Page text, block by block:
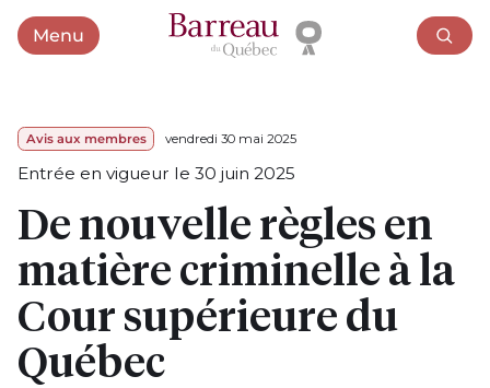
MenuOuvrir le menu
Avis aux membres vendredi 30 mai 2025
Entrée en vigueur le 30 juin 2025
De nouvelle règles en
matière criminelle à la
Cour supérieure du
Québec